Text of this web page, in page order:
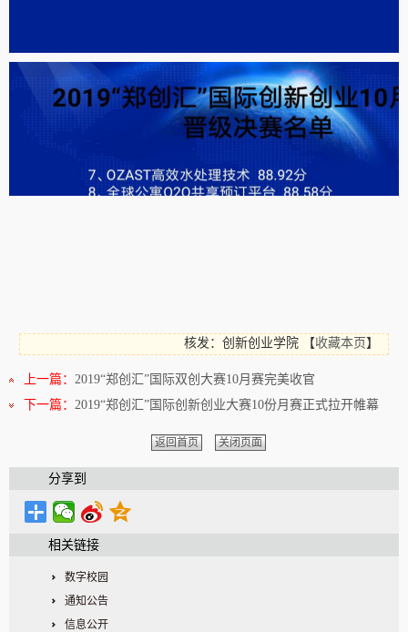
核发：创新创业学院 【收藏本页 】
上一篇： 2019“郑创汇”国际双创大赛10月赛完美收官
下一篇： 2019“郑创汇”国际创新创业大赛10份月赛正式拉开帷幕
返回首页 关闭页面
分享到
相关链接
数字校园
通知公告
信息公开